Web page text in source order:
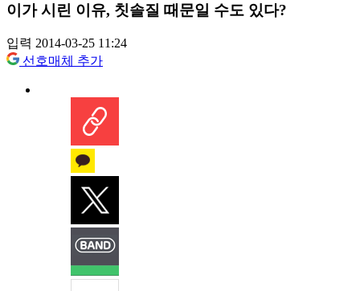
이가 시린 이유, 칫솔질 때문일 수도 있다?
입력 2014-03-25 11:24
선호매체 추가